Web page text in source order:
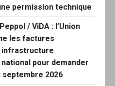
permission technique
/ ViDA : l’Union
les factures
infrastructure
pour demander
2026